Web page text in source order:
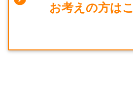
お考えの方は